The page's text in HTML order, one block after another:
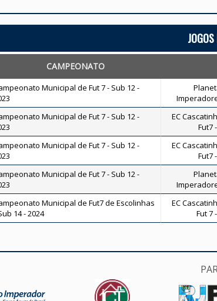
CAMPEONATO
Municipal de Fut 7 - Sub 12 -
Municipal de Fut 7 - Sub 12 -
EC
Fut7
Municipal de Fut 7 - Sub 12 -
EC
Fut7
Municipal de Fut 7 - Sub 12 -
Municipal de Fut7 de Escolinhas
14 - 2024
EC
Fut 7